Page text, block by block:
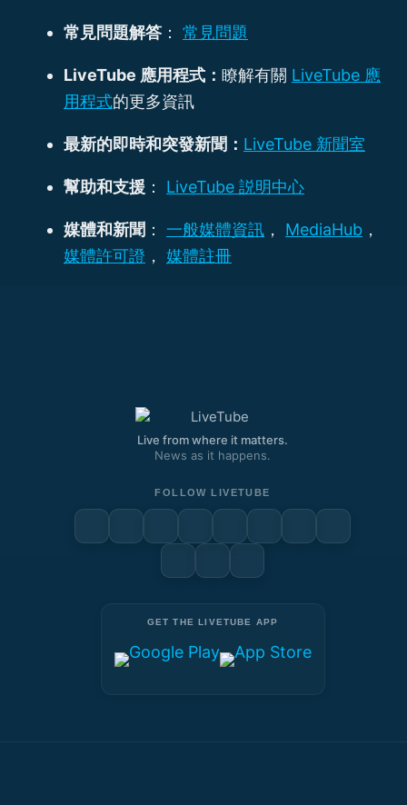
常見問題解答 ： 常見問題
LiveTube 應用程式： 瞭解有關 LiveTube 應
用程式的更多資訊
最新的即時和突發新聞： LiveTube 新聞室
幫助和支援 ： LiveTube 説明中心
媒體和新聞 ： 一般媒體資訊 ， MediaHub ，
媒體許可證 ， 媒體註冊
Live from where it matters.
News as it happens.
FOLLOW LIVETUBE
GET THE LIVETUBE APP